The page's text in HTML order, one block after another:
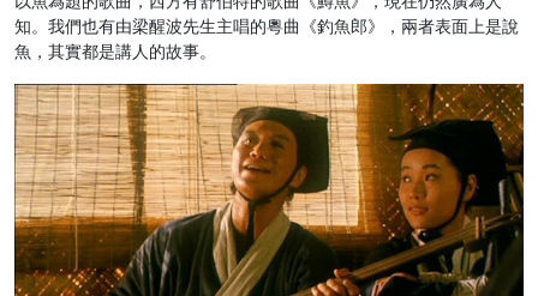
知。我們也有由梁醒波先生主唱的粵曲《釣魚郎》，兩者表面上是說
魚，其實都是講人的故事。